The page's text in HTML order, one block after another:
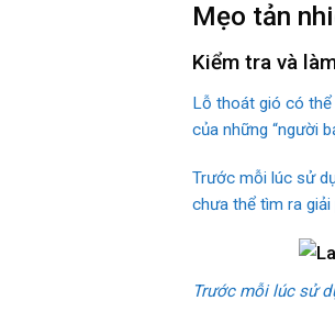
Mẹo tản
Kiểm tra và
Lỗ thoát gió có thể
của những “người
Trước mỗi lúc sử
chưa thể tìm ra
Trước mỗi lúc sử